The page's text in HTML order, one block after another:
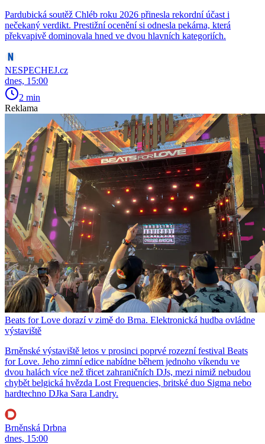
Pardubická soutěž Chléb roku 2026 přinesla rekordní účast i
nečekaný verdikt. Prestižní ocenění si odnesla pekárna, která
překvapivě dominovala hned ve dvou hlavních kategoriích.
NESPECHEJ.cz
dnes, 15:00
2 min
Reklama
Beats for Love dorazí v zimě do Brna. Elektronická hudba ovládne
výstaviště
Brněnské výstaviště letos v prosinci poprvé rozezní festival Beats
for Love. Jeho zimní edice nabídne během jednoho víkendu ve
dvou halách více než třicet zahraničních DJs, mezi nimiž nebudou
chybět belgická hvězda Lost Frequencies, britské duo Sigma nebo
hardtechno DJka Sara Landry.
Brněnská Drbna
dnes, 15:00